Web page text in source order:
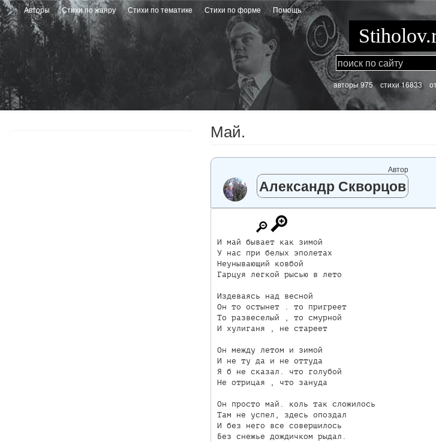
Перейти
к
основному
содержанию
Авторы Стихи по жанру Стихи по тематике Стихи по форме Помощь
aвторы 975 стихи16833
Май.
Автор
Александр Скворцов
И май бывает как зимой
У нас при белых эполетах
Неунывающий ковбой
Гарцуя легкой рысью в лето
Издеваясь над весной
Он то остынет . то пригреет
То развеселый , то смурной
И хулиганя , не стареет
Он между летом и зимой
И не ту да и не оттуда
Я б не сказал. что голубой
Не отрицая , что зануда
Он просто май. коль так сложилось
Там не успел, здесь опоздал
И без него все совершилось
Без снежье дождичком рыдал.